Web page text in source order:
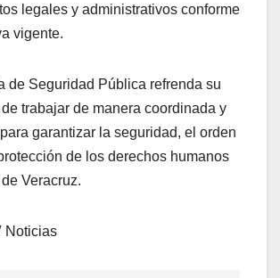
legales y administrativos conforme
vigente.
de Seguridad Pública refrenda su
trabajar de manera coordinada y
garantizar la seguridad, el orden
de los derechos humanos
Veracruz.
Noticias